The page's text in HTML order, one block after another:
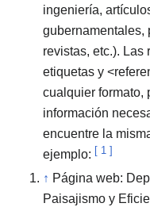
ingeniería,
gubernamentales,
revistas, etc.). Las
etiquetas y
cualquier formato,
información
encuentre la
ejemplo: [ 1 ]
↑ Página web:
Paisajismo y